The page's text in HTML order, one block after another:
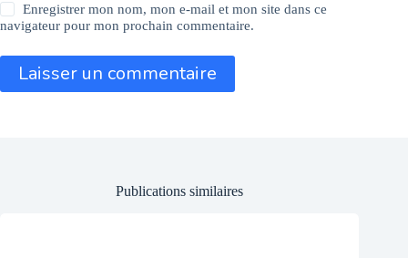
Enregistrer mon nom, mon e-mail et mon site dans ce
navigateur pour mon prochain commentaire.
Laisser un commentaire
Publications similaires